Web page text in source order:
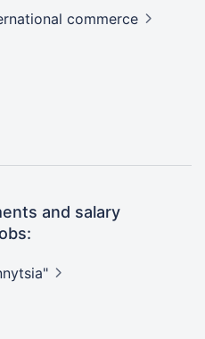
commerce
and salary